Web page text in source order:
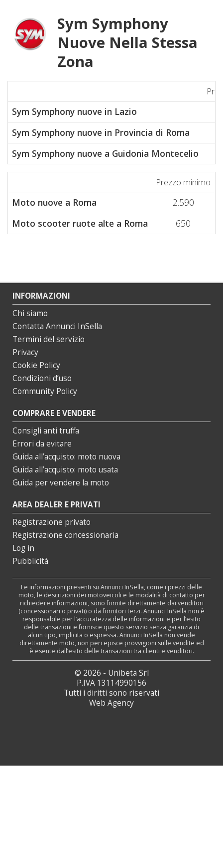
Sym Symphony
Nuove Nella Stessa
Zona
Sym Symphony nuove in Lazio
Sym Symphony nuove in Provincia di Roma
Sym Symphony nuove a Guidonia Montecelio
Prezzo minimo
Moto nuove a Roma
2.590
Moto scooter ruote alte a Roma
650
INFORMAZIONI
Chi siamo
Contatta Annunci InSella
Termini del servizio
Privacy
Cookie Policy
Condizioni d’uso
Community Policy
COMPRARE E VENDERE
Consigli anti truffa
Errori da evitare
Guida all’acquisto: moto nuova
Guida all’acquisto: moto usata
Guida per vendere la moto
AREA DEALER E PRIVATI
Registrazione privato
Registrazione concessionaria
Log in
Pubblicità
Le informazioni presenti su Annunci InSella, come i prezzi delle
moto, le descrizioni dei motoveicoli e le modalità di contatto per
richiedere informazioni, sono fornite direttamente dai venditori
(concessionari o privati) o da fornitori terzi. Annunci InSella non è
responsabile per l’accuratezza delle informazioni e per l’esito
delle transazioni e fornisce questo servizio senza garanzia di
alcun tipo, implicita o espressa. Annunci InSella non vende
direttamente moto, non percepisce provvigioni sulle vendite ed
è esente dall’esito delle transazioni tra clienti e venditori.
© 2026 - Unibeta Srl
P.IVA 13114990156
Tutti i diritti sono riservati
Web Agency